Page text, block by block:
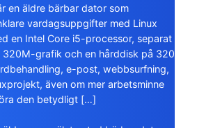
en äldre bärbar dator som
vardagsuppgifter med Linux
en Intel Core i5-processor, separat
320M-grafik och en hårddisk på 320
e-post, webbsurfning,
även om mer arbetsminne
den betydligt […]